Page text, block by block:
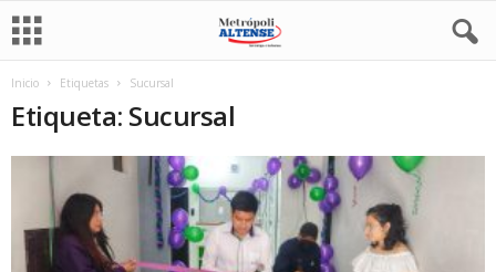
Inicio Etiquetas Sucursal
Etiqueta: Sucursal